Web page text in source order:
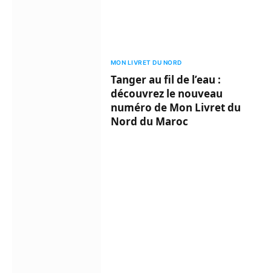
MON LIVRET DU NORD
Tanger au fil de l’eau :
découvrez le nouveau
numéro de Mon Livret du
Nord du Maroc